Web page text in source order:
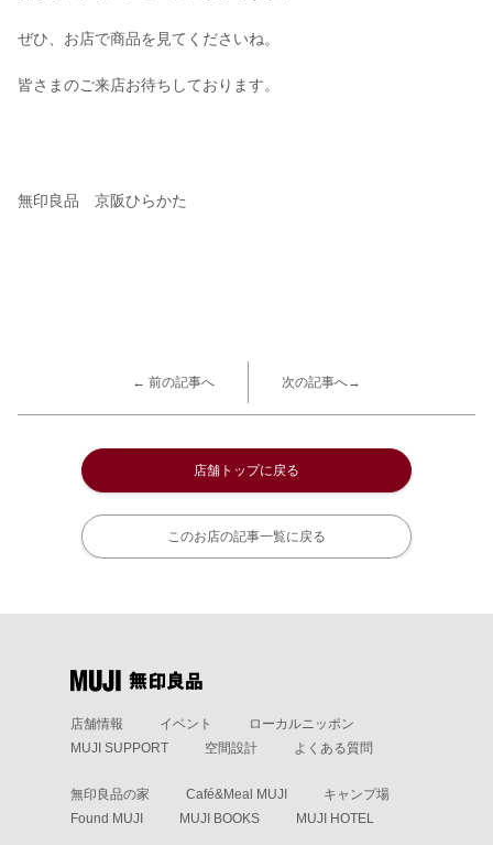
ぜひ、お店で商品を見てくださいね。
皆さまのご来店お待ちしております。
無印良品 京阪ひらかた
← 前の記事へ 次の記事へ→
店舗トップに戻る
このお店の記事一覧に戻る
店舗情報 イベント
ローカルニッポン
MUJI SUPPORT
空間設計 よくある質問
無印良品の家 Café&Meal MUJI
キャンプ場
Found MUJI
MUJI BOOKS MUJI HOTEL